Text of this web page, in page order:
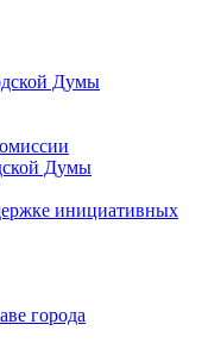
Думы
Думы
инициативных
города